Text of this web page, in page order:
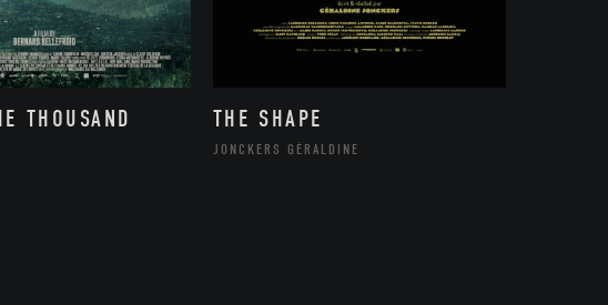
THOUSAND
THE SHAPE
JONCKERS GÉRALDINE